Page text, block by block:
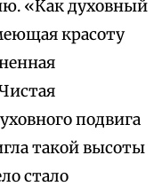
«Как духовный
красоту
подвига
такой высоты
стало